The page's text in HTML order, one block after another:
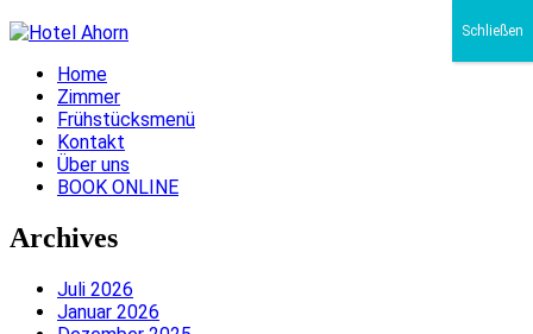
Home
Zimmer
Frühstücksmenü
Kontakt
Über uns
BOOK ONLINE
Archives
Juli 2026
Januar 2026
Schließen